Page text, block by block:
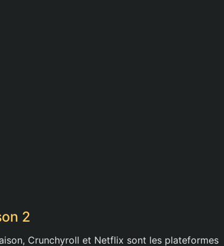
2
Crunchyroll et Netflix sont les plateformes